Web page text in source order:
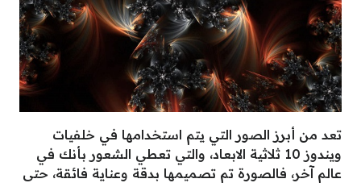
تعد من أبرز الصور التي يتم استخدامها في خلفيات
ويندوز 10 ثلاثية الابعاد، والتي تعطي الشعور بأنك في
عالم آخر، فالصورة تم تصميمها بدقة وعناية فائقة، حتى